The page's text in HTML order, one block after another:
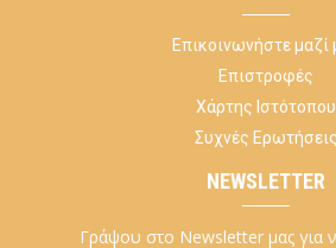
Επικοινωνήστε μαζί
Επιστροφές
Χάρτης Ιστότοπου
Συχνές Ερωτήσεις
NEWSLETTER
Γράψου στο Newsletter μας για